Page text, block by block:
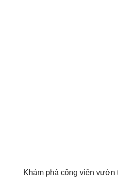
Khám phá công viên vườn